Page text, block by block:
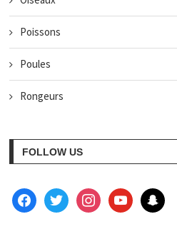
Poissons
Poules
Rongeurs
FOLLOW US